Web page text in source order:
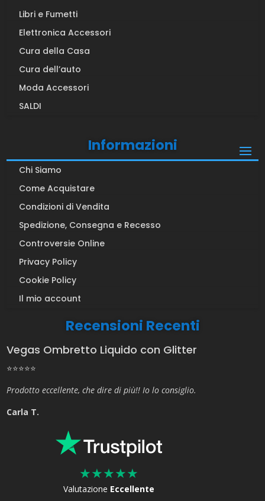
Libri e Fumetti
Elettronica Accessori
Cura della Casa
Cura dell’auto
Moda Accessori
SALDI
Informazioni
Chi Siamo
Come Acquistare
Condizioni di Vendita
Spedizione, Consegna e Recesso
Controversie Online
Privacy Policy
Cookie Policy
Il mio account
Recensioni Recenti
Vegas Ombretto Liquido con Glitter
⭐⭐⭐⭐⭐
Prodotto eccellente, che dire di più!! Io lo consiglio.
Carla T.
★★★★★
Valutazione Eccellente